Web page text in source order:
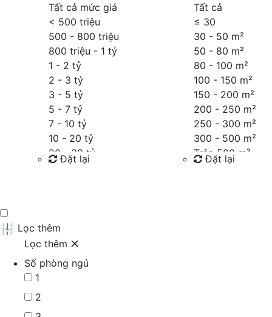
Tất cả mức giá
< 500 triệu
500 - 800 triệu
800 triệu - 1 tỷ
1 - 2 tỷ
2 - 3 tỷ
3 - 5 tỷ
5 - 7 tỷ
7 - 10 tỷ
10 - 20 tỷ
20 - 30 tỷ
30 - 40 tỷ
Đặt lại
Tất cả
≤ 30
30 - 50 m²
50 - 80 m²
80 - 100 m²
100 - 150 m²
150 - 200 m²
200 - 250 m²
250 - 300 m²
300 - 500 m²
Trên 500 m²
Đặt lại
Lọc thêm
Lọc thêm
Số phòng ngủ
1
2